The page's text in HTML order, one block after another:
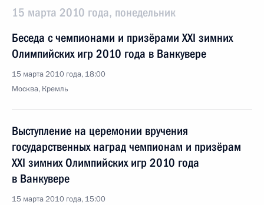
15 марта 2010 года, понедельник
Беседа с чемпионами и призёрами XXI зимних
Олимпийских игр 2010 года в Ванкувере
15 марта 2010 года, 18:00
Москва, Кремль
Выступление на церемонии вручения
государственных наград чемпионам и призёрам
XXI зимних Олимпийских игр 2010 года
в Ванкувере
15 марта 2010 года, 15:00